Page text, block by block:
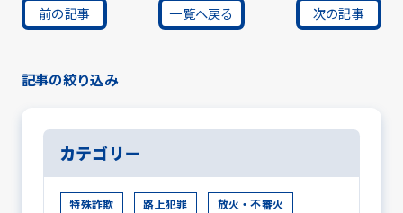
前の記事 一覧へ戻る 次の記事
記事の絞り込み
カテゴリー
特殊詐欺 路上犯罪 放火・不審火